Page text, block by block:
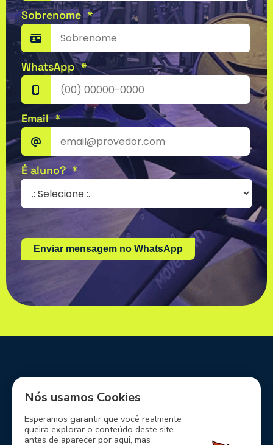
Sobrenome *
WhatsApp *
Email *
É aluno? *
Enviar mensagem no WhatsApp
Siga-nos em nossas redes sociais
Nós usamos Cookies
Esperamos garantir que você realmente
queira explorar o conteúdo deste site
antes de aparecer por aqui, mas